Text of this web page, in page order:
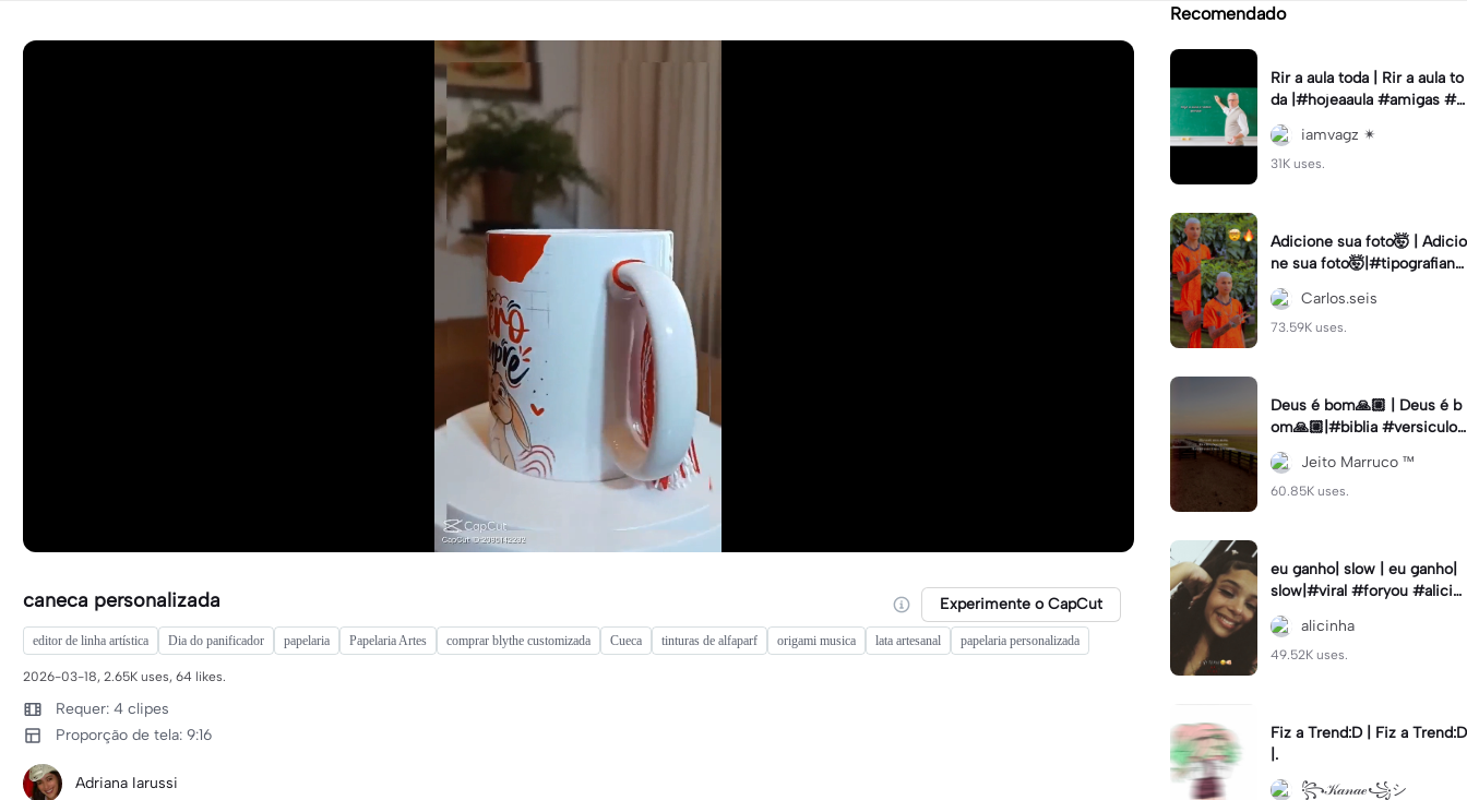
caneca personalizada Experimente o CapCut
editor de linha artística Dia do panificador papelaria Papelaria Artes comprar blythe customizada Cueca tinturas de alfaparf origami musica lata artesanal papelaria personalizada
2026-03-18, 2.65K uses, 64 likes.
Requer: 4 clipes
Proporção de tela: 9:16
Adriana Iarussi
Recomendado
Rir a aula toda | Rir a aula to
da |#hojeaaula #amigas #tr
endtikitok #melhoresamiga
s
iamvagz ✴︎
31K uses.
Adicione sua foto🤯 | Adicio
ne sua foto🤯|#tipografiano
va #status #tipografia
Carlos.seis
73.59K uses.
Deus é bom🙏🏼 | Deus é b
om🙏🏼|#biblia #versiculo
#cristao #agro #tipografia
#fy #fypJeito Marruco ™️
60.85K uses.
eu ganho| slow | eu ganho|
slow|#viral #foryou #alicin
ha #cameralenta #slow
alicinha
49.52K uses.
Fiz a Trend:D | Fiz a Trend:D
|.
꧂𝒦𝒶𝓃𝒶ℯ꧁シ